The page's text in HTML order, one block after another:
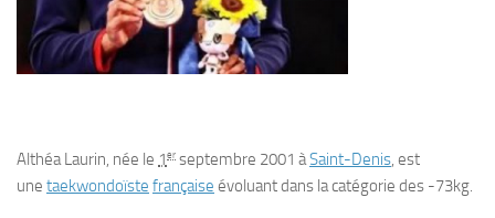
Althéa Laurin, née le 1er septembre 2001 àSaint-Denis, est
une taekwondoïste française évoluant dans la catégorie des -73kg.